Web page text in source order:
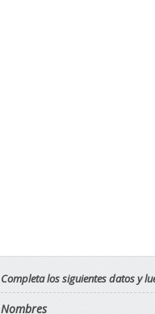
Completa los siguientes datos y
Nombres